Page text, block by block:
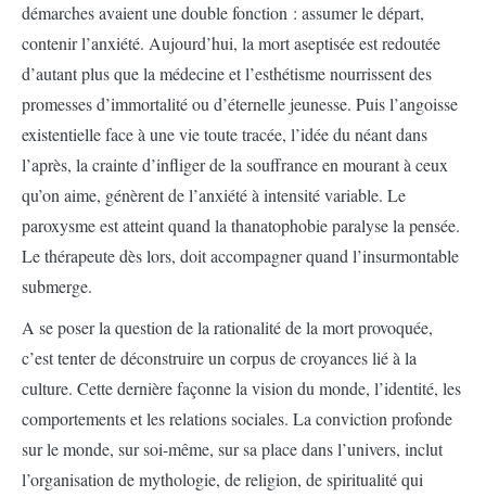
démarches avaient une double fonction : assumer le départ,
contenir l’anxiété. Aujourd’hui, la mort aseptisée est redoutée
d’autant plus que la médecine et l’esthétisme nourrissent des
promesses d’immortalité ou d’éternelle jeunesse. Puis l’angoisse
existentielle face à une vie toute tracée, l’idée du néant dans
l’après, la crainte d’infliger de la souffrance en mourant à ceux
qu’on aime, génèrent de l’anxiété à intensité variable. Le
paroxysme est atteint quand la thanatophobie paralyse la pensée.
Le thérapeute dès lors, doit accompagner quand l’insurmontable
submerge.
A se poser la question de la rationalité de la mort provoquée,
c’est tenter de déconstruire un corpus de croyances lié à la
culture. Cette dernière façonne la vision du monde, l’identité, les
comportements et les relations sociales. La conviction profonde
sur le monde, sur soi-même, sur sa place dans l’univers, inclut
l’organisation de mythologie, de religion, de spiritualité qui